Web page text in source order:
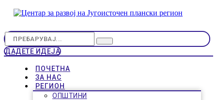
ДАДЕТЕ ИДЕЈА
ПОЧЕТНА
ЗА НАС
РЕГИОН
ОПШТИНИ